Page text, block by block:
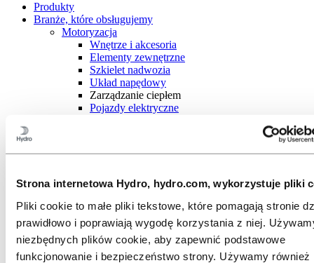
Strona internetowa Hydro, hydro.com, wykorzystuje pliki
Pliki cookie to małe pliki tekstowe, które pomagają stronie
prawidłowo i poprawiają wygodę korzystania z niej.
niezbędnych plików cookie, aby zapewnić podstawowe
funkcjonowanie i bezpieczeństwo strony. Używamy również
Produkty
Branże, które obsługujemy
Motoryzacja
Wnętrze i akcesoria
Elementy zewnętrzne
Szkielet nadwozia
Układ napędowy
Zarządzanie ciepłem
Pojazdy elektryczne
Branża HVACR
Wzornictwo przemysłowe
Elektronika
Inżynieria ogólna
O aluminium
Innowacyjność, badania i rozwój